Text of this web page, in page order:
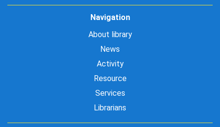
Navigation
About library
News
Activity
Resource
Services
Librarians